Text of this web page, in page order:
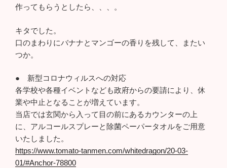
作ってもらうとしたら、、、。
キタでした。
口のまわりにバナナとマンゴーの香りを残して、またい
つか。
● 新型コロナウィルスへの対応
各学校や各種イベントなども政府からの要請により、休
業や中止となることが増えています。
当店では玄関から入って目の前にあるカウンターの上
に、アルコールスプレーと除菌ペーパータオルをご用意
いたしました。
https://www.tomato-tanmen.com/whitedragon/20-03-
01/#Anchor-78800